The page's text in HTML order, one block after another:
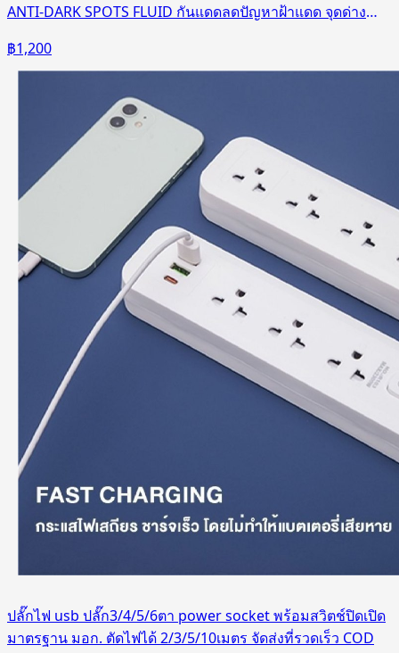
ANTI-DARK SPOTS FLUID กันแดดลดปัญหาฝ้าแดด จุดด่างดำ
฿1,200
ปลั๊กไฟ usb ปลั๊ก3/4/5/6ตา power socket พร้อมสวิตช์ปิดเปิด
มาตรฐาน มอก. ตัดไฟได้ 2/3/5/10เมตร จัดส่งที่รวดเร็ว COD